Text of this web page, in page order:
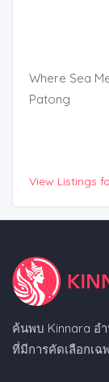
Where Sea
Patong
View Listings
ค้นพบ Kinnara อ
ที่มีการคัดเลือกเฉ